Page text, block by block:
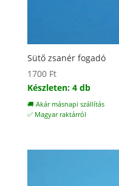
Sütő zsanér fogadó
1700 Ft
Készleten: 4 db
🚚 Akár másnapi szállítás
✅ Magyar raktárról